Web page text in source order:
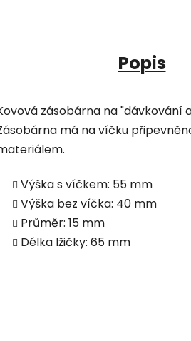
Popis
zásobárna na "dávkování
má na víčku
Výška s víčkem: 55 mm
Výška bez víčka: 40 mm
Průměr: 15 mm
Délka lžičky: 65 mm